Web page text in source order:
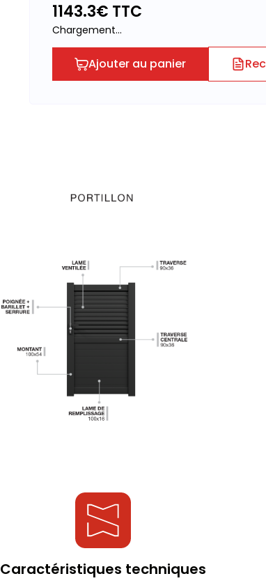
1143.3€ TTC
Chargement...
Ajouter au panier
Caractéristiques techniques